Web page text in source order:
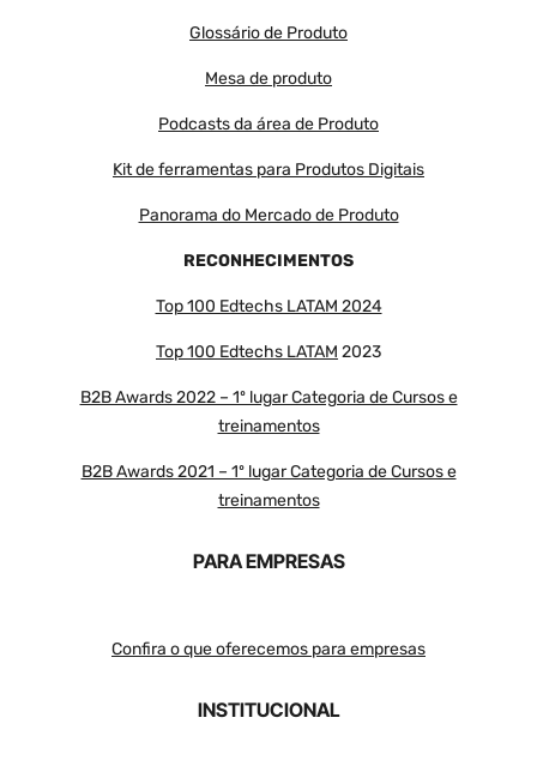
Glossário de Produto
Mesa de produto
Podcasts da área de Produto
Kit de ferramentas para Produtos Digitais
Panorama do Mercado de Produto
RECONHECIMENTOS
Top 100 Edtechs LATAM 2024
Top 100 Edtechs LATAM 2023
B2B Awards 2022 – 1º lugar Categoria de Cursos e
treinamentos
B2B Awards 2021 – 1º lugar Categoria de Cursos e
treinamentos
PARA EMPRESAS
Confira o que oferecemos para empresas
INSTITUCIONAL